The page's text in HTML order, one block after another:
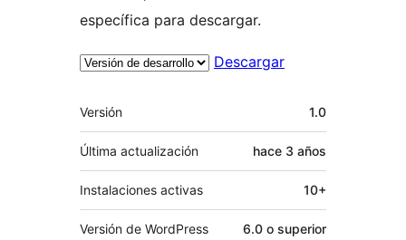
específica para descargar.
Descargar
Meta
Versión 1.0
Última actualización hace 3 años
Instalaciones activas 10+
Versión de WordPress 6.0 o superior